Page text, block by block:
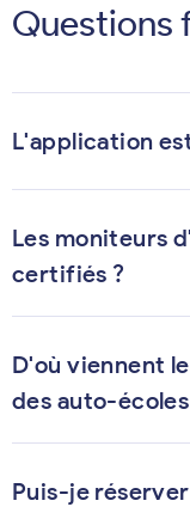
Questions
L'application
Les moniteurs
certifiés ?
D'où viennent
des auto-
Puis-je